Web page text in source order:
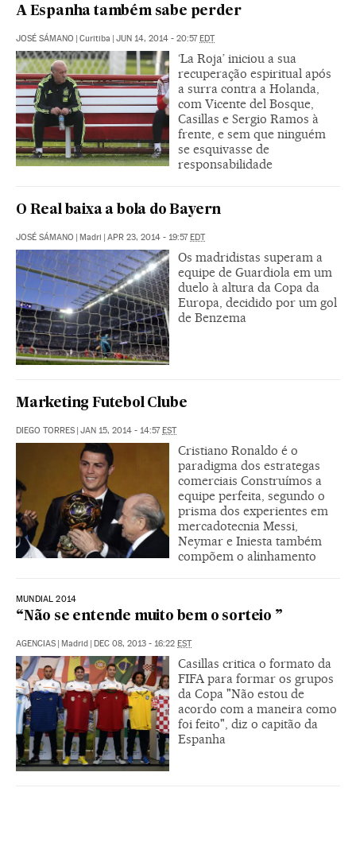
A Espanha também sabe perder
JOSÉ SÁMANO | Curitiba | JUN 14, 2014 - 20:57EDT
‘La Roja’ iniciou a sua
recuperação espiritual após
a surra contra a Holanda,
com Vicente del Bosque,
Casillas e Sergio Ramos à
frente, e sem que ninguém
se esquivasse de
responsabilidade
O Real baixa a bola do Bayern
JOSÉ SÁMANO | Madri | APR 23, 2014 - 19:57EDT
Os madridistas superam a
equipe de Guardiola em um
duelo à altura da Copa da
Europa, decidido por um gol
de Benzema
Marketing Futebol Clube
DIEGO TORRES | JAN 15, 2014 - 14:57EST
Cristiano Ronaldo é o
paradigma dos estrategas
comerciais Construímos a
equipe perfeita, segundo o
prisma dos experientes em
mercadotecnia Messi,
Neymar e Iniesta também
compõem o alinhamento
MUNDIAL 2014
“Não se entende muito bem o sorteio ”
AGENCIAS | Madrid | DEC 08, 2013 - 16:22 EST
Casillas critica o formato da
FIFA para formar os grupos
da Copa "Não estou de
acordo com a maneira como
foi feito", diz o capitão da
Espanha